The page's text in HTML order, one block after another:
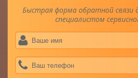
Быстрая форма обратной связи
специалистом